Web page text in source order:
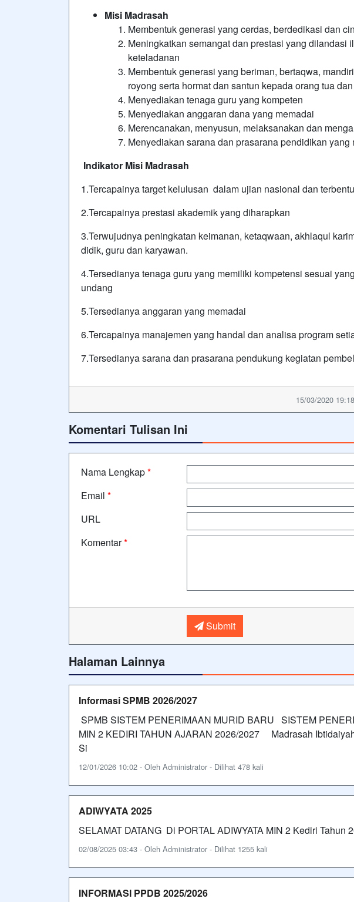
Misi Madrasah
Membentuk generasi yang cerdas, berdedikasi dan
Meningkatkan semangat dan prestasi yang dilandasi
keteladanan
Membentuk generasi yang beriman, bertaqwa,
royong serta hormat dan santun kepada orang tua
Menyediakan tenaga guru yang kompeten
Menyediakan anggaran dana yang memadai
Merencanakan, menyusun, melaksanakan dan
Menyediakan sarana dan prasarana pendidikan yang
Indikator Misi Madrasah
1.Tercapainya target kelulusan dalam ujian nasional dan
2.Tercapainya prestasi akademik yang diharapkan
3.Terwujudnya peningkatan keimanan, ketaqwaan, akhlaqul
didik, guru dan karyawan.
4.Tersedianya tenaga guru yang memiliki kompetensi sesuai
undang
5.Tersedianya anggaran yang memadai
6.Tercapainya manajemen yang handal dan analisa program
7.Tersedianya sarana dan prasarana pendukung kegiatan
15/03/2020
Komentari Tulisan Ini
Nama Lengkap*
Email *
URL
Komentar*
Submit
Halaman Lainnya
Informasi SPMB 2026/2027
SPMB SISTEM PENERIMAAN MURID BARU SISTEM
MIN 2 KEDIRI TAHUN AJARAN 2026/2027 Madrasah
Si
12/01/2026 10:02 - Oleh Administrator - Dilihat 478 kali
ADIWYATA 2025
SELAMAT DATANG Di PORTAL ADIWYATA MIN 2 Kediri Tahun
02/08/2025 03:43 - Oleh Administrator - Dilihat 1255 kali
INFORMASI PPDB 2025/2026